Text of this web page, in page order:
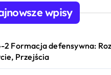
wpisy
2 Formacja defensywna:
Przejścia